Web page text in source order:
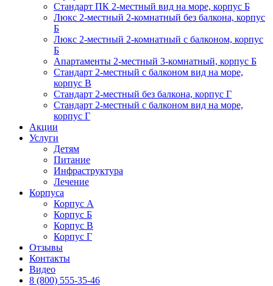
Стандарт ПК 2-местный вид на море, корпус Б
Люкс 2-местный 2-комнатный без балкона, корпус
Б
Люкс 2-местный 2-комнатный с балконом, корпус
Б
Апартаменты 2-местный 3-комнатный, корпус Б
Стандарт 2-местный с балконом вид на море,
корпус В
Стандарт 2-местный без балкона, корпус Г
Стандарт 2-местный с балконом вид на море,
корпус Г
Акции
Услуги
Детям
Питание
Инфраструктура
Лечение
Корпуса
Корпус А
Корпус Б
Корпус В
Корпус Г
Отзывы
Контакты
Видео
8 (800) 555-35-46